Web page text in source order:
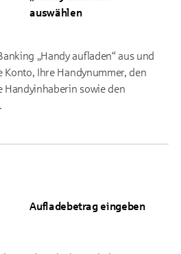
auswählen
„Handy aufladen“ aus und
Konto, Ihre Handynummer, den
Handyinhaberin sowie den
Aufladebetrag eingeben